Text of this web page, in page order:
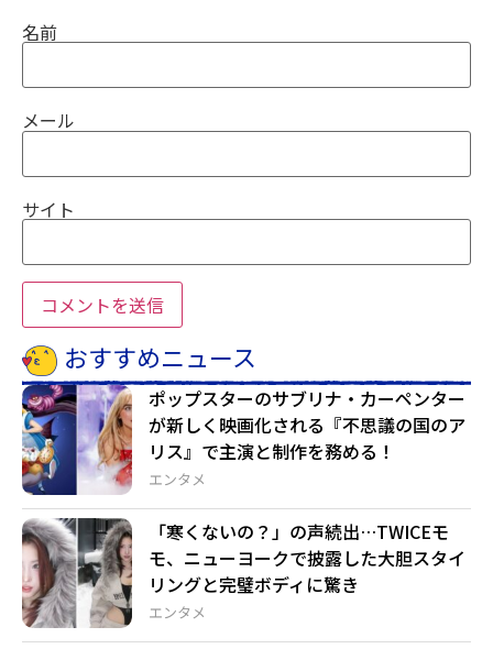
名前
メール
サイト
おすすめニュース
エンタメ
ポップスターのサブリナ・カーペンター
が新しく映画化される『不思議の国のア
リス』で主演と制作を務める！
エンタメ
「寒くないの？」の声続出…TWICEモ
モ、ニューヨークで披露した大胆スタイ
リングと完璧ボディに驚き